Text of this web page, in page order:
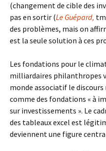
(changement de cible des
pas en sortir (Le Guépard,
des problèmes, mais on
est la seule solution à ces
Les fondations pour le
milliardaires philanthropes
monde associatif le
comme des fondations « à
sur investissements ». Le
des tableaux excel est
deviennent une figure